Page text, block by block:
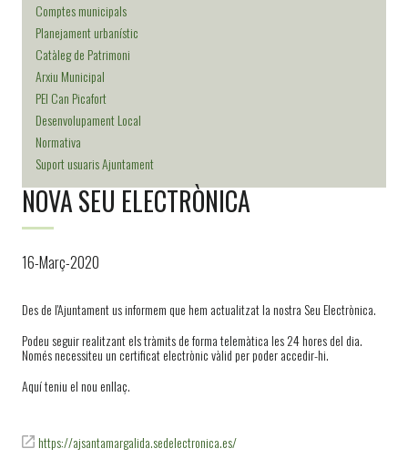
Comptes municipals
Planejament urbanístic
Catàleg de Patrimoni
Arxiu Municipal
PEI Can Picafort
Desenvolupament Local
Normativa
Suport usuaris Ajuntament
NOVA SEU ELECTRÒNICA
16-Març-2020
Des de l'Ajuntament us informem que hem actualitzat la nostra Seu Electrònica.
Podeu seguir realitzant els tràmits de forma telemàtica les 24 hores del dia.
Només necessiteu un certificat electrònic vàlid per poder accedir-hi.
Aquí teniu el nou enllaç.
https://ajsantamargalida.sedelectronica.es/